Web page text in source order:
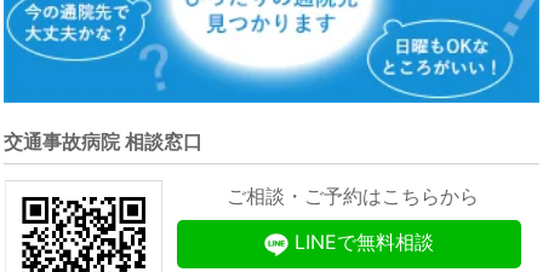
交通事故病院 相談窓口
ご相談・ご予約はこちらから
LINEで無料相談